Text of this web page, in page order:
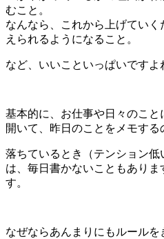
むこと。
なんなら、これから上げてい
えられるようになること。
など、いいこといっぱいですよ
基本的に、お仕事や日々のこ
開いて、昨日のことをメモする
落ちているとき（テンション低
は、毎日書かないこともありま
す。
なぜならあんまりにもルール